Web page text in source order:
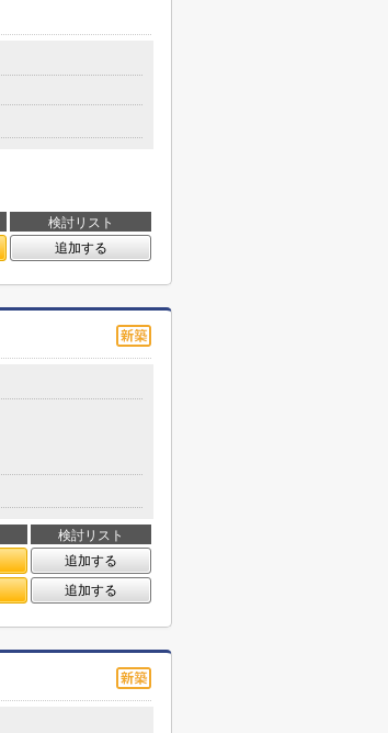
検討リスト
追加する
検討リスト
追加する
追加する